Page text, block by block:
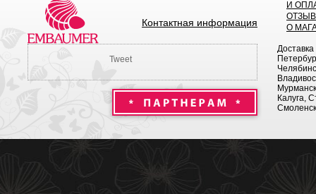
Контактная информация
И
О
Tweet
Калуга,